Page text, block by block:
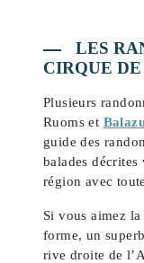
LES
CIRQUE DE
Plusieurs
Ruoms et
guide des
balades décrites
région avec
Si vous aimez
forme, un
rive droite de